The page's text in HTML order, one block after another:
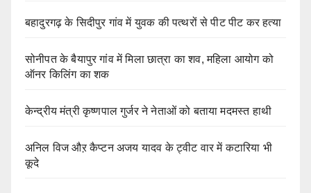
बहादुरगढ़ के सिदीपुर गांव में युवक की पत्थरों से पीट पीट कर हत्या
सोनीपत के बैयापुर गांव में मिला छात्रा का शव, महिला आयोग को
ऑनर किलिंग का शक
केन्द्रीय मंत्री कृष्णपाल गुर्जर ने नेताओं को बताया मदमस्त हाथी
अनिल विज औऱ कैप्टन अजय यादव के ट्वीट वार में कटारिया भी
कूदे